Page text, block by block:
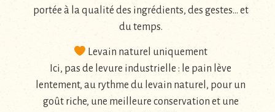
portée à la qualité des ingrédients, des gestes… et
du temps.
Levain naturel uniquement
Ici, pas de levure industrielle : le pain lève
lentement, au rythme du levain naturel, pour un
goût riche, une meilleure conservation et une